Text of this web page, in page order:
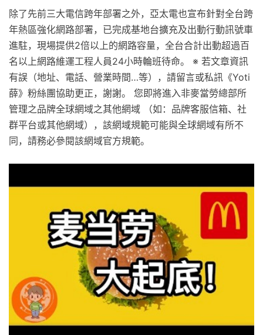
除了先前三大電信跨年部署之外，亞太電也宣布針對全台跨
年熱區強化網路部署，已完成基地台擴充及出動行動訊號車
進駐，現場提供2倍以上的網路容量，全台合計出動超過百
名以上網路維運工程人員24小時輪班待命。 ※ 若文章資訊
有誤（地址、電話、營業時間…等），請留言或私訊《Yoti
薛》粉絲團協助更正，謝謝。 您即將進入非麥當勞總部所
管理之品牌全球網域之其他網域 （如：品牌客服信箱、社
群平台或其他網域），該網域規範可能與全球網域有所不
同，請務必參閱該網域官方規範。